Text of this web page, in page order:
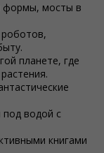
формы, мосты в
планете, где
под водой с
книгами